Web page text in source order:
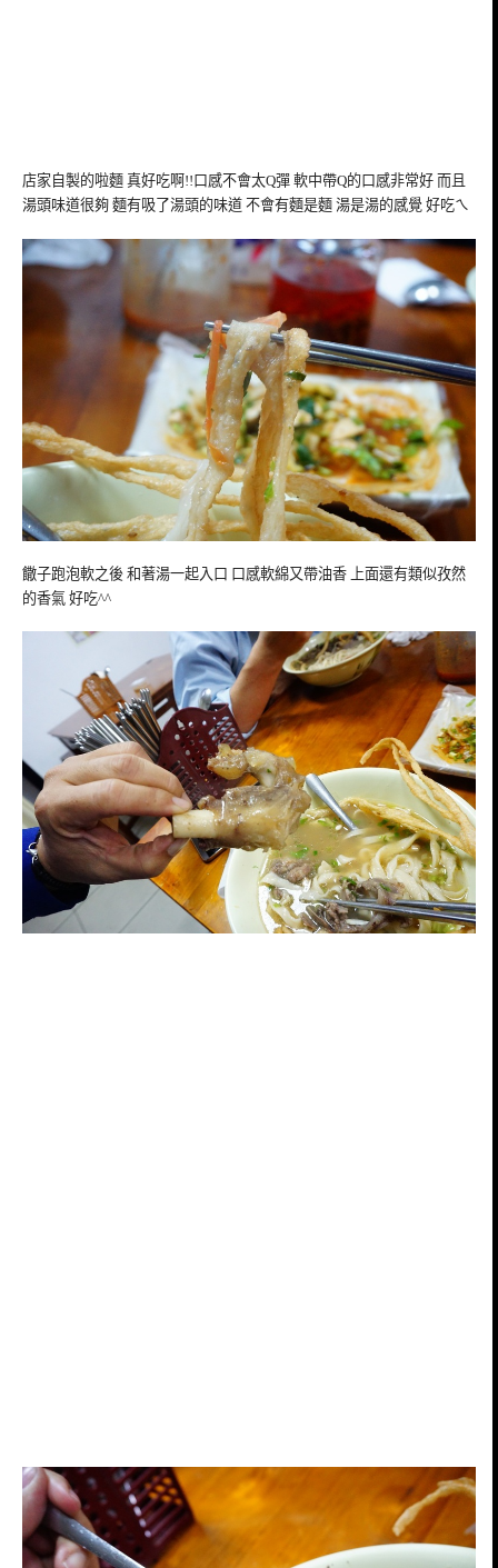
店家自製的啦麵 真好吃啊!!口感不會太Q彈 軟中帶Q的口感非常好 而且
湯頭味道很夠 麵有吸了湯頭的味道 不會有麵是麵 湯是湯的感覺 好吃ㄟ
饊子跑泡軟之後 和著湯一起入口 口感軟綿又帶油香 上面還有類似孜然
的香氣 好吃^^